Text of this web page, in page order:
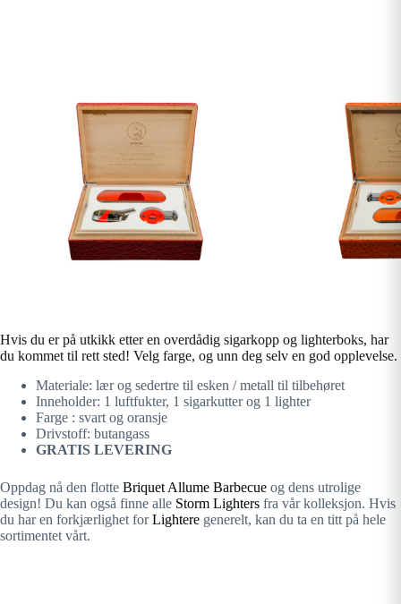
Hvis du er på utkikk etter en overdådig sigarkopp og lighterboks, har
du kommet til rett sted! Velg farge, og unn deg selv en god opplevelse.
Materiale: lær og sedertre til esken / metall til tilbehøret
Inneholder: 1 luftfukter, 1 sigarkutter og 1 lighter
Farge : svart og oransje
Drivstoff: butangass
GRATIS LEVERING
Oppdag nå den flotte Briquet Allume Barbecue og dens utrolige
design! Du kan også finne alle Storm Lighters fra vår kolleksjon. Hvis
du har en forkjærlighet forLightere generelt, kan du ta en titt på hele
sortimentet vårt.